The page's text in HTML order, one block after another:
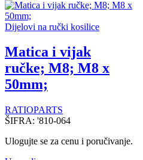
Dijelovi na ručki kosilice
Matica i vijak
ručke; M8; M8 x
50mm;
RATIOPARTS
ŠIFRA: '810-064
Ulogujte se za cenu i poručivanje.